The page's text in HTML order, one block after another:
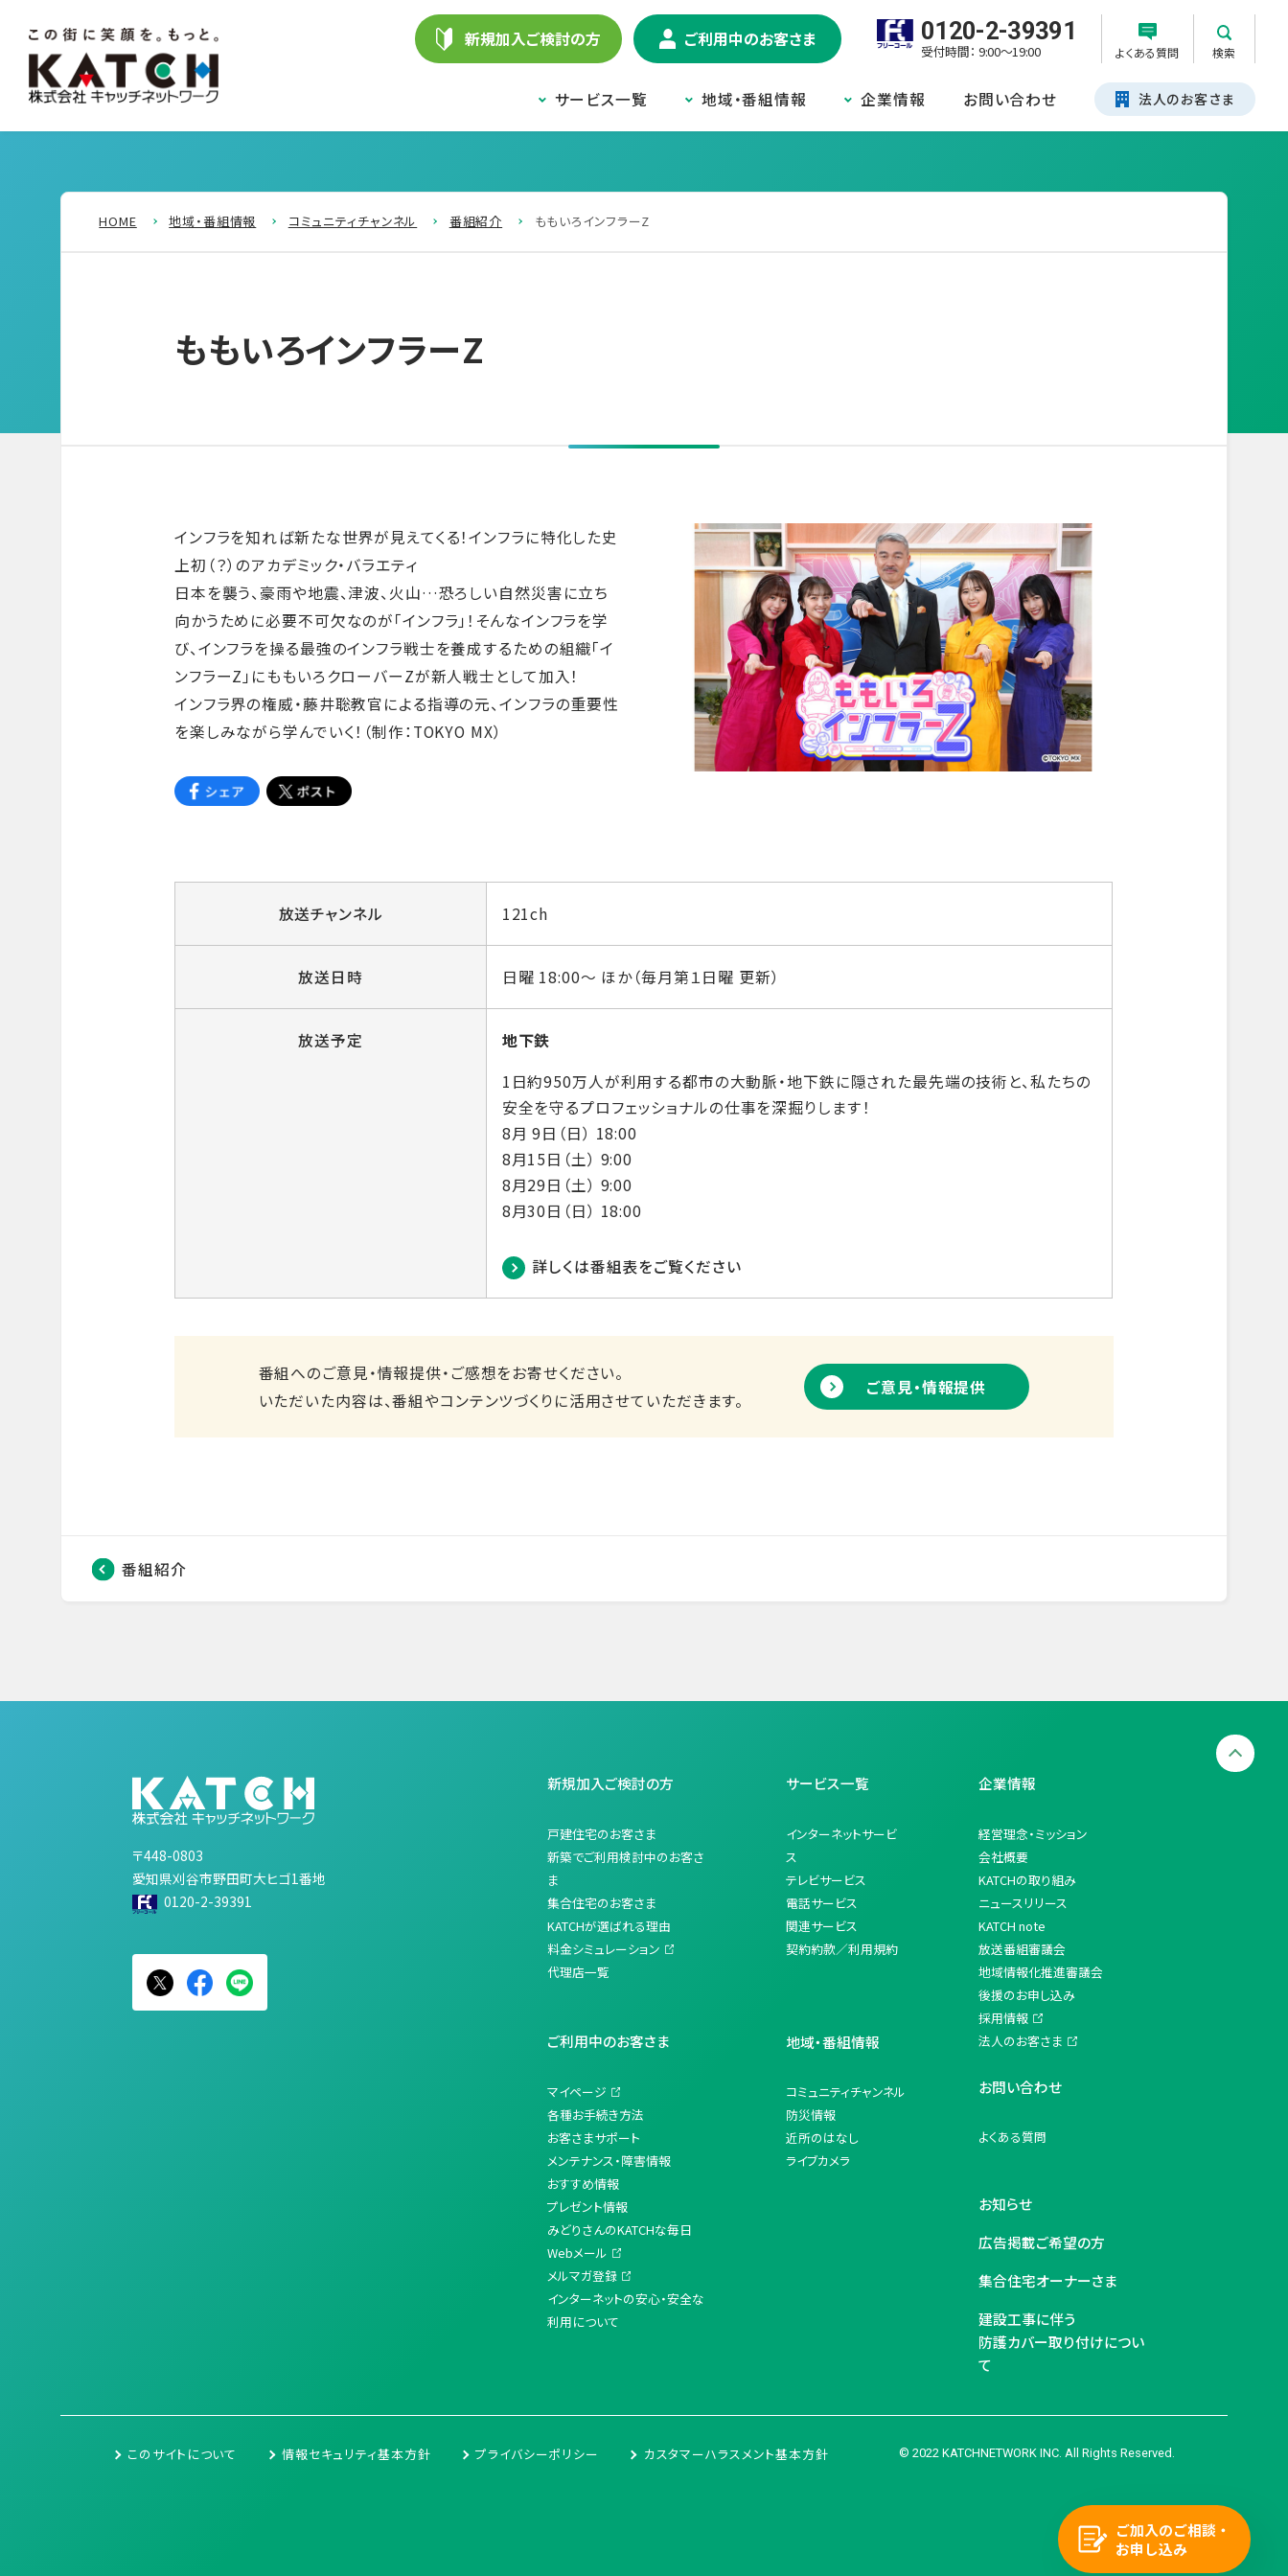
新規加入ご検討の方 ご利用中のお客さま 0120-2-39391
受付時間： 9:00～19:00 よくある質問 検索
サービス一覧 地域・番組情報 企業情報 お問い合わせ 法人のお客さま
HOME 地域・番組情報 コミュニティチャンネル 番組紹介 ももいろインフラーZ
ももいろインフラーZ
インフラを知れば新たな世界が見えてくる！インフラに特化した史
上初（？）のアカデミック・バラエティ
日本を襲う、豪雨や地震、津波、火山…恐ろしい自然災害に立ち
向かうために必要不可欠なのが「インフラ」！そんなインフラを学
び、インフラを操る最強のインフラ戦士を養成するための組織「イ
ンフラーZ」にももいろクローバーZが新人戦士として加入！
インフラ界の権威・藤井聡教官による指導の元、インフラの重要性
を楽しみながら学んでいく！（制作：TOKYO MX）
放送チャンネル 121ch
放送日時 日曜 18:00～ ほか（毎月第１日曜 更新）
放送予定
地下鉄
1日約950万人が利用する都市の大動脈・地下鉄に隠された最先端の技術と、私たちの
安全を守るプロフェッショナルの仕事を深掘りします！
8月 9日（日） 18:00
8月15日（土） 9:00
8月29日（土） 9:00
8月30日（日） 18:00
詳しくは番組表をご覧ください
番組へのご意見・情報提供・ご感想をお寄せください。
いただいた内容は、番組やコンテンツづくりに活用させていただきます。
ご意見・情報提供
番組紹介
〒448-0803
愛知県刈谷市野田町大ヒゴ1番地
0120-2-39391
新規加入ご検討の方
戸建住宅のお客さま
新築でご利用検討中のお客さ
ま
集合住宅のお客さま
KATCHが選ばれる理由
料金シミュレーション
代理店一覧
ご利用中のお客さま
マイページ
各種お手続き方法
お客さまサポート
メンテナンス・障害情報
おすすめ情報
プレゼント情報
みどりさんのKATCHな毎日
Webメール
メルマガ登録
インターネットの安心・安全な
利用について
サービス一覧
インターネットサービ
ス
テレビサービス
電話サービス
関連サービス
契約約款／利用規約
地域・番組情報
コミュニティチャンネル
防災情報
近所のはなし
ライブカメラ
企業情報
経営理念・ミッション
会社概要
KATCHの取り組み
ニュースリリース
KATCH note
放送番組審議会
地域情報化推進審議会
後援のお申し込み
採用情報
法人のお客さま
お問い合わせ
よくある質問
お知らせ
広告掲載ご希望の方
集合住宅オーナーさま
建設工事に伴う
防護カバー取り付けについ
て
このサイトについて 情報セキュリティ基本方針 プライバシーポリシー カスタマーハラスメント基本方針 © 2022 KATCHNETWORK INC. All Rights Reserved.
ご加入のご相談・
お申し込み